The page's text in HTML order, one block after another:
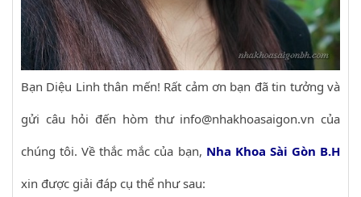
Bạn Diệu Linh thân mến! Rất cảm ơn bạn đã tin tưởng và
gửi câu hỏi đến hòm thư info@nhakhoasaigon.vn của
chúng tôi. Về thắc mắc của bạn, Nha Khoa Sài Gòn B.H
xin được giải đáp cụ thể như sau: